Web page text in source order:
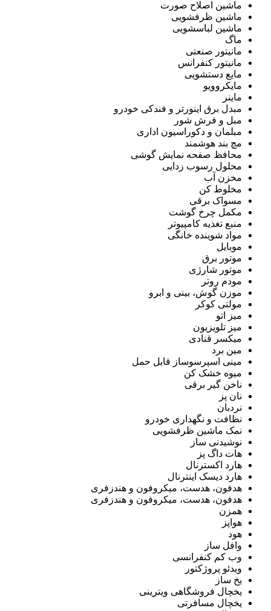
ماشین اصلاح صورت
ماشین ظرفشویی
ماشین لباسشویی
ماگ
مانیتور صنعتی
مانیتور کنفرانس
مایع دستشویی
مایکروویو
ماینر
مبدل برق اینورتر و فندکی خودرو
مبل و فرش شور
مبلمان و دکوراسیون اداری
مچ بند هوشمند
محافظ صفحه نمایش گوشی
محلول رسوب زدایی
مخزن آب
مخلوط کن
مسواک برقی
مکمل چرخ گوشت
منبع تغذیه کامپیوتر
مواد شوینده خانگی
موبایل
موتور برق
موتور شارژی
مودم روتر
موزن گوش، بینی و ابرو
مولتی کوکر
میز اتو
میز تلویزیون
میکسر قنادی
مین برد
مینی اسپرسوساز قابل حمل
میوه خشک کن
ناخن گیر برقی
نان پز
نردبان
نظافت و نگهداری خودرو
نمک ماشین ظرفشویی
نوشیدنی ساز
هات داگ پز
هارد اکسترنال
هارد دیسک اینترنال
هدفون، هدست، میکروفون و هندزفری
هدفون، هدست، میکروفون و هندزفری
همزن
هواپز
هود
وافل ساز
وب کم کنفرانسی
ویدئو پروژکتور
یخ ساز
یخچال فروشگاهی ویترینی
یخچال مسافرتی